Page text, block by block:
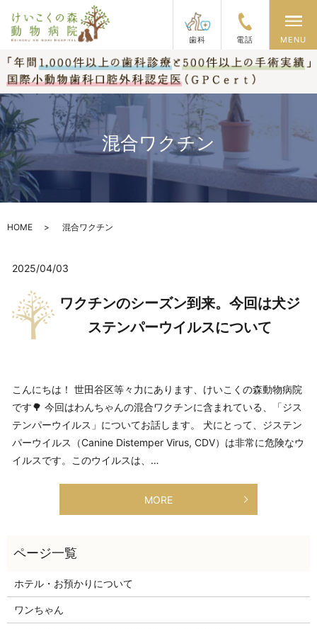
歯科 電話
メ
MENU
混合ワクチン
HOME 混合ワクチン
2025/04/03
ワクチンのシーズン到来。今回は犬ジ
ステンパーウイルスについて
こんにちは！ 世田谷区等々力にあります、けいこくの森動物病院
です🌳 今回はわんちゃんの混合ワクチンに含まれている、「ジス
テンパーウイルス」についてお話します。 犬にとって、ジステン
パーウイルス（Canine Distemper Virus, CDV）は非常に危険なウ
イルスです。このウイルスは、…
MORE
ホテル・お預かりについて
ワンちゃん